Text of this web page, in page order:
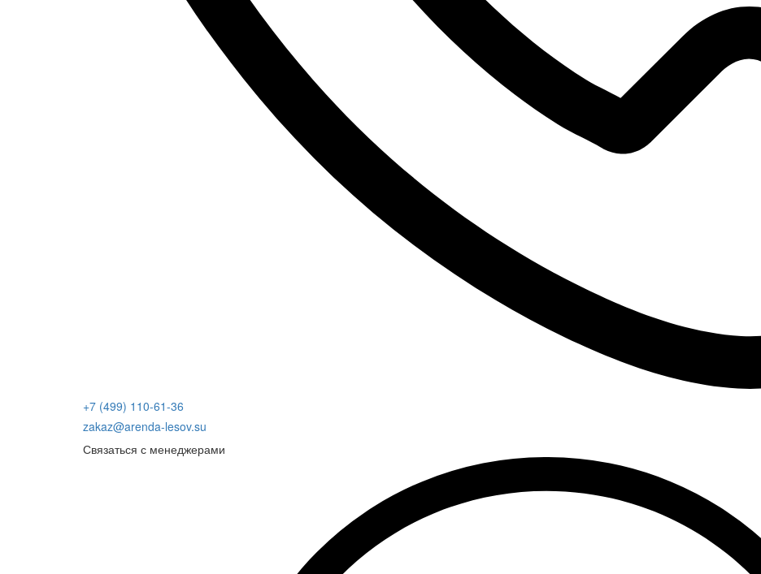
+7 (499) 110-61-36
zakaz@arenda-lesov.su
Связаться с менеджерами